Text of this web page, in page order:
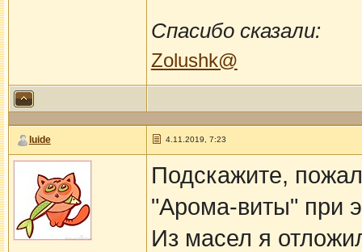
Спасибо сказали:
Zolushk@
luide 4.11.2019, 7:23
Подскажите,
"Арома-виты" при
Из масел я